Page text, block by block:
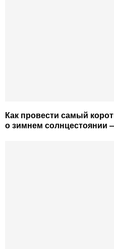
Как провести самый
о зимнем солнцестоянии